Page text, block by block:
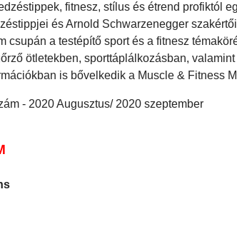
fitnesz, stílus és étrend profiktól
és Arnold Schwarzenegger
csupán a testépítő sport és a fitnesz
ötletekben, sporttáplálkozásban,
is bővelkedik a Muscle & Fitness
- 2020 Augusztus/ 2020 szeptember